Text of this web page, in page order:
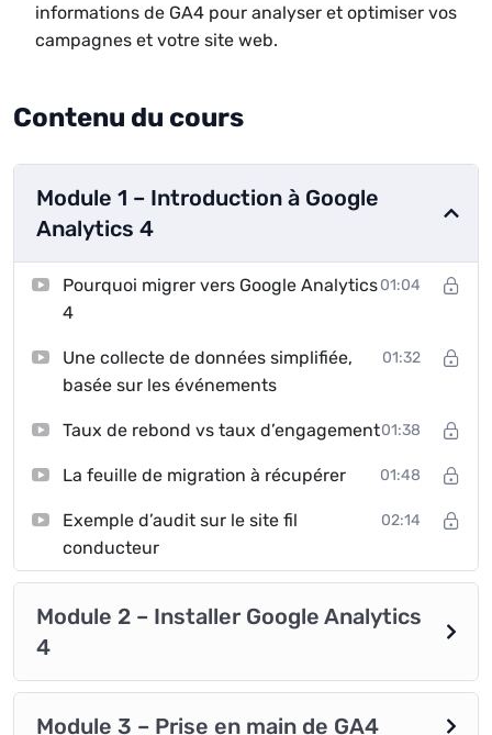
informations de GA4 pour analyser et optimiser vos
campagnes et votre site web.
Contenu du cours
Module 1 – Introduction à Google
Analytics 4
Pourquoi migrer vers Google Analytics
4
01:04
Une collecte de données simplifiée,
basée sur les événements
01:32
Taux de rebond vs taux d’engagement01:38
La feuille de migration à récupérer 01:48
Exemple d’audit sur le site fil
conducteur
02:14
Module 2 – Installer Google Analytics
4
Module 3 – Prise en main de GA4